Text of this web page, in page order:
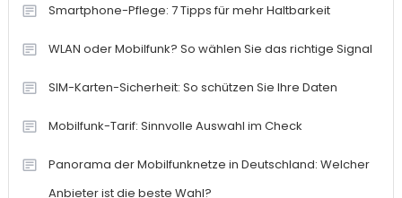
Smartphone-Pflege: 7 Tipps für mehr Haltbarkeit
WLAN oder Mobilfunk? So wählen Sie das richtige Signal
SIM-Karten-Sicherheit: So schützen Sie Ihre Daten
Mobilfunk-Tarif: Sinnvolle Auswahl im Check
Panorama der Mobilfunknetze in Deutschland: Welcher
Anbieter ist die beste Wahl?